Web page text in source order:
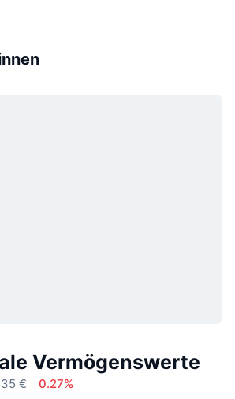
Vermögenswerte
€
0.27%